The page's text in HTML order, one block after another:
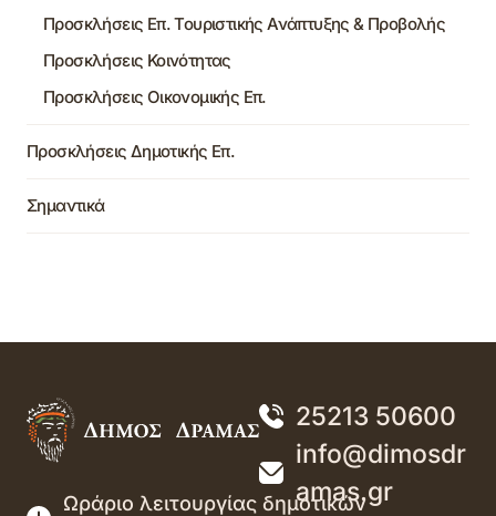
Προσκλήσεις Επ. Τουριστικής Ανάπτυξης & Προβολής
Προσκλήσεις Κοινότητας
Προσκλήσεις Οικονομικής Επ.
Προσκλήσεις Δημοτικής Επ.
Σημαντικά
25213 50600
info@dimosdr
amas.gr
Ωράριο λειτουργίας δημοτικών